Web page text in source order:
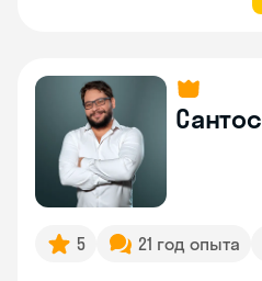
Сантос
5 21 год опыта